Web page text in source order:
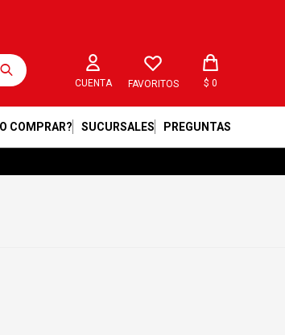
COMPRAR? SUCURSALES PREGUNTAS
FAVORITOS $ 0